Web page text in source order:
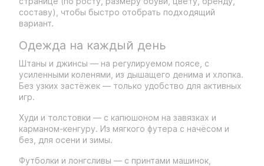
составу), чтобы быстро отобрать подходящий
вариант.
Одежда на каждый день
Штаны и джинсы — на регулируемом поясе, с
усиленными коленями, из дышащего денима и хлопка.
Без узких застёжек — только удобство для активных
игр.
Худи и толстовки — с капюшоном на завязках и
карманом-кенгуру. Из мягкого футера с начёсом и
без, для осени и зимы.
Футболки и лонгсливы — с принтами машинок,